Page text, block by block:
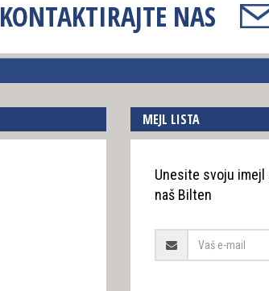
KONTAKTIRAJTE NAS
MEJL LISTA
Unesite svoju
naš Bilten